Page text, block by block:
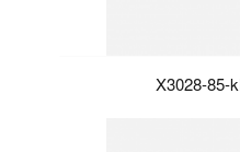
X3028-85-